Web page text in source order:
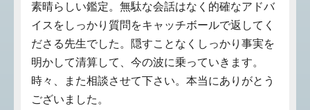
素晴らしい鑑定。無駄な会話はなく的確なアドバ
イスをしっかり質問をキャッチボールで返してく
ださる先生でした。隠すことなくしっかり事実を
明かして清算して、今の波に乗っていきます。
時々、また相談させて下さい。本当にありがとう
ございました。